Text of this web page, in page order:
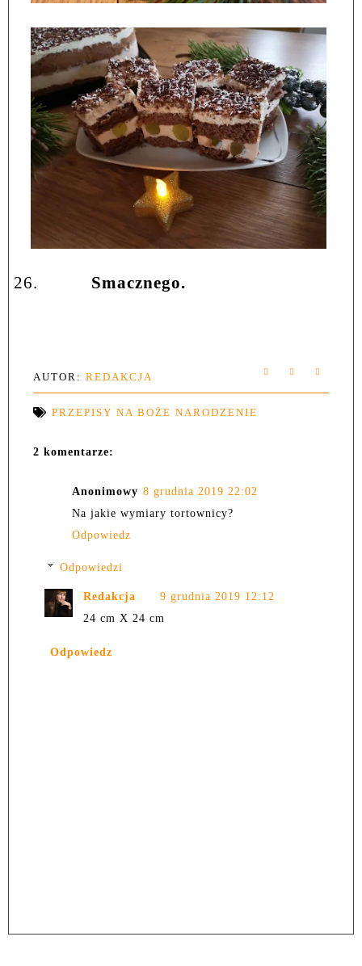
26. Smacznego.
AUTOR: REDAKCJA
PRZEPISY NA BOŻE NARODZENIE
2 komentarze:
Anonimowy 8 grudnia 2019 22:02
Na jakie wymiary tortownicy?
Odpowiedz
Odpowiedzi
Redakcja
9 grudnia 2019 12:12
24 cm X 24 cm
Odpowiedz